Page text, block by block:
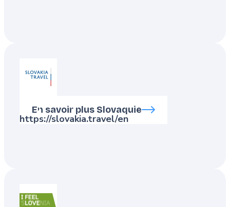
Slovakia Travel
https://slovakia.travel/en
En savoir plus Slovaquie